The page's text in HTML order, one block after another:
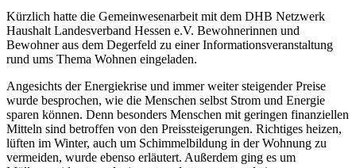
Kürzlich hatte die Gemeinwesenarbeit mit dem DHB Netzwerk
Haushalt Landesverband Hessen e.V. Bewohnerinnen und
Bewohner aus dem Degerfeld zu einer Informationsveranstaltung
rund ums Thema Wohnen eingeladen.
Angesichts der Energiekrise und immer weiter steigender Preise
wurde besprochen, wie die Menschen selbst Strom und Energie
sparen können. Denn besonders Menschen mit geringen finanziellen
Mitteln sind betroffen von den Preissteigerungen. Richtiges heizen,
lüften im Winter, auch um Schimmelbildung in der Wohnung zu
vermeiden, wurde ebenso erläutert. Außerdem ging es um